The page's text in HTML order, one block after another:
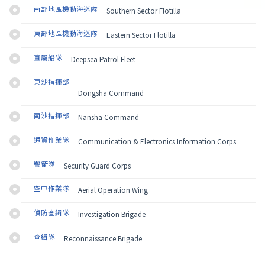
南部地區機動海巡隊 Southern Sector Flotilla
東部地區機動海巡隊 Eastern Sector Flotilla
直屬船隊 Deepsea Patrol Fleet
東沙指揮部
Dongsha Command
南沙指揮部 Nansha Command
通資作業隊 Communication & Electronics Information Corps
警衛隊 Security Guard Corps
空中作業隊 Aerial Operation Wing
偵防查緝隊 Investigation Brigade
查緝隊 Reconnaissance Brigade